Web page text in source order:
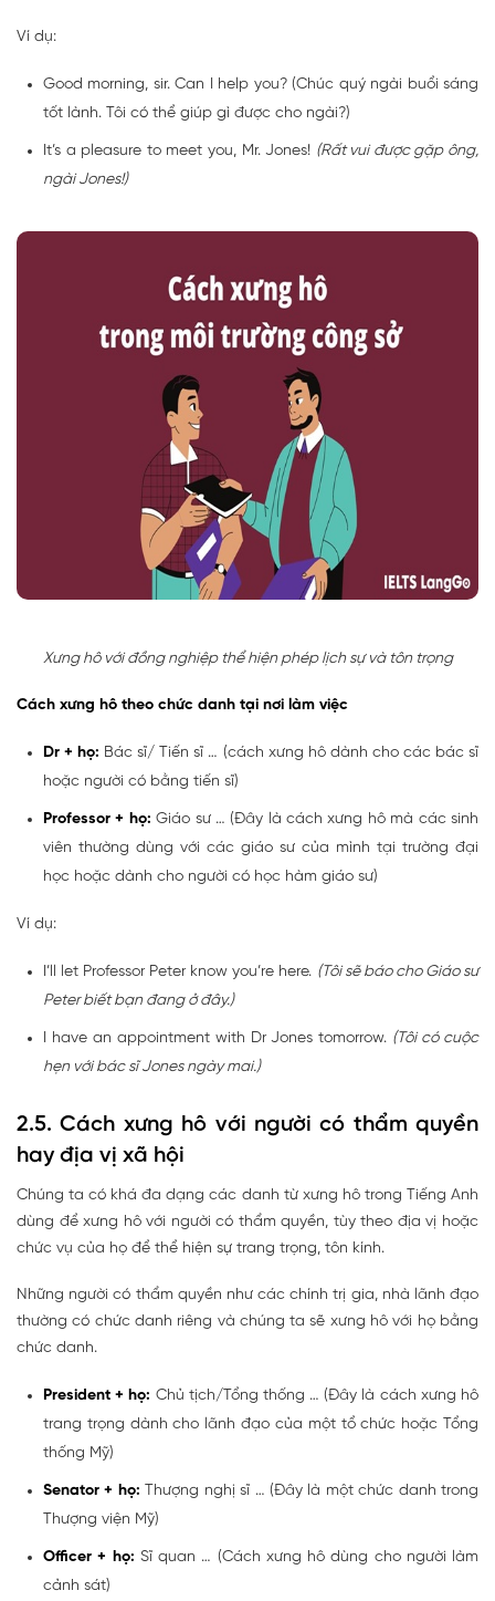
Ví dụ:
Good morning, sir. Can I help you? (Chúc quý ngài buổi sáng
tốt lành. Tôi có thể giúp gì được cho ngài?)
It’s a pleasure to meet you, Mr. Jones! (Rất vui được gặp ông,
ngài Jones!)
Xưng hô với đồng nghiệp thể hiện phép lịch sự và tôn trọng
Cách xưng hô theo chức danh tại nơi làm việc
Dr + họ: Bác sĩ/ Tiến sĩ … (cách xưng hô dành cho các bác sĩ
hoặc người có bằng tiến sĩ)
Professor + họ: Giáo sư … (Đây là cách xưng hô mà các sinh
viên thường dùng với các giáo sư của mình tại trường đại
học hoặc dành cho người có học hàm giáo sư)
Ví dụ:
I’ll let Professor Peter know you’re here. (Tôi sẽ báo cho Giáo sư
Peter biết bạn đang ở đây.)
I have an appointment with Dr Jones tomorrow. (Tôi có cuộc
hẹn với bác sĩ Jones ngày mai.)
2.5. Cách xưng hô với người có thẩm quyền
hay địa vị xã hội
Chúng ta có khá đa dạng các danh từ xưng hô trong Tiếng Anh
dùng để xưng hô với người có thẩm quyền, tùy theo địa vị hoặc
chức vụ của họ để thể hiện sự trang trọng, tôn kính.
Những người có thẩm quyền như các chính trị gia, nhà lãnh đạo
thường có chức danh riêng và chúng ta sẽ xưng hô với họ bằng
chức danh.
President + họ: Chủ tịch/Tổng thống … (Đây là cách xưng hô
trang trọng dành cho lãnh đạo của một tổ chức hoặc Tổng
thống Mỹ)
Senator + họ:Thượng nghị sĩ … (Đây là một chức danh trong
Thượng viện Mỹ)
Officer + họ: Sĩ quan … (Cách xưng hô dùng cho người làm
cảnh sát)